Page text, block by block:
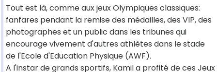
Tout est là, comme aux jeux Olympiques classiques:
fanfares pendant la remise des médailles, des VIP, des
photographes et un public dans les tribunes qui
encourage vivement d'autres athlètes dans le stade
de l'Ecole d'Education Physique (AWF).
A l'instar de grands sportifs, Kamil a profité de ces Jeux